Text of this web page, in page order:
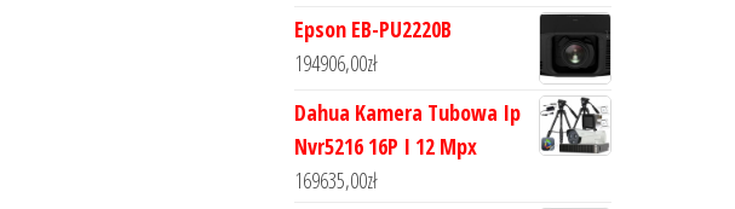
Epson EB-PU2220B
194906,00zł
Dahua Kamera Tubowa Ip
Nvr5216 16P I 12 Mpx
169635,00zł